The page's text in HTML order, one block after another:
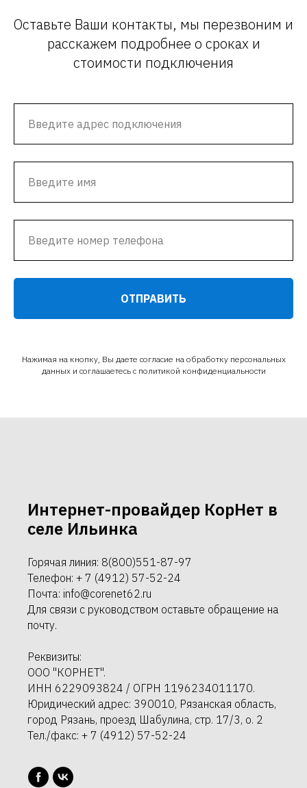
Оставьте Ваши контакты, мы перезвоним и
расскажем подробнее о сроках и
стоимости подключения
ОТПРАВИТЬ
Нажимая на кнопку, Вы даете согласие на обработку персональных
данных и соглашаетесь c политикой конфиденциальности
Интернет-провайдер КорНет в
селе Ильинка
Горячая линия: 8(800)551-87-97
Телефон: + 7 (4912) 57-52-24
Почта: info@corenet62.ru
Для связи с руководством оставьте обращение на
почту.
Реквизиты:
ООО "КОРНЕТ".
ИНН 6229093824 / ОГРН 1196234011170.
Юридический адрес: 390010, Рязанская область,
город Рязань, проезд Шабулина, стр. 17/3, о. 2
Тел./факс: + 7 (4912) 57-52-24